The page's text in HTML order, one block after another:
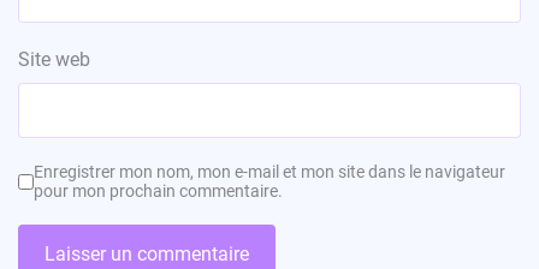
Site web
Enregistrer mon nom, mon e-mail et mon site dans le navigateur
pour mon prochain commentaire.